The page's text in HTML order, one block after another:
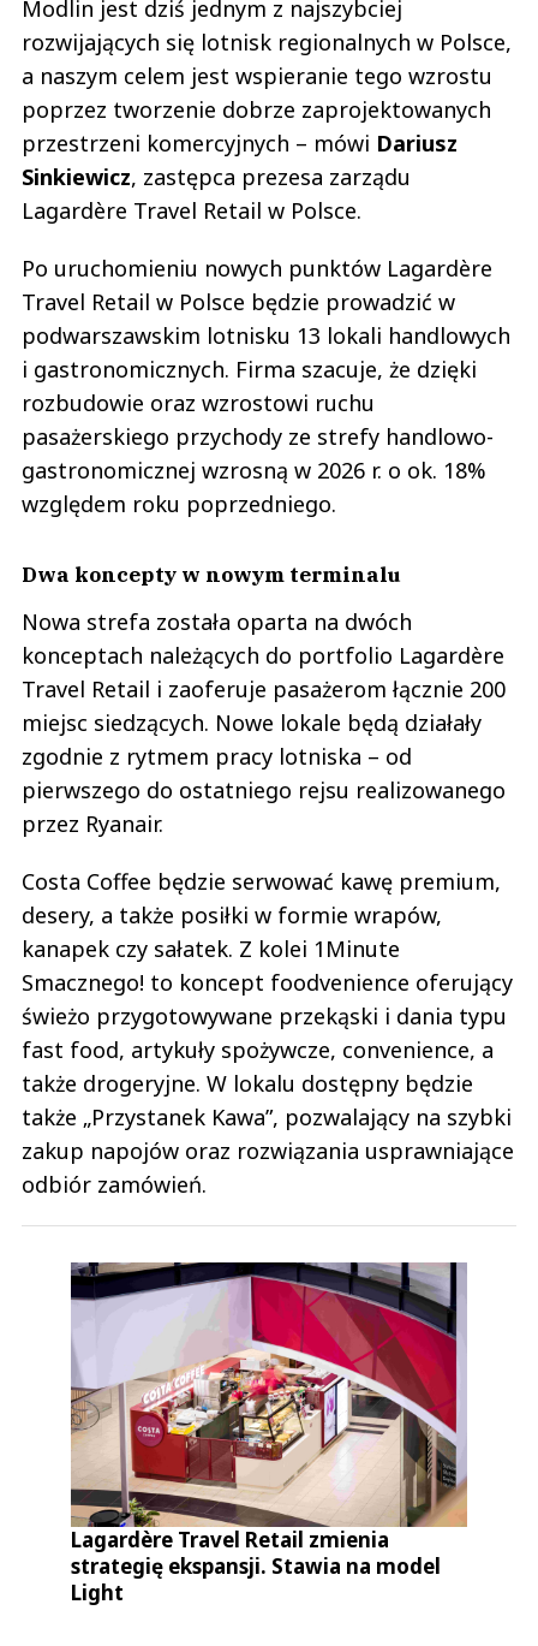
Modlin jest dziś jednym z najszybciej
rozwijających się lotnisk regionalnych w Polsce,
a naszym celem jest wspieranie tego wzrostu
poprzez tworzenie dobrze zaprojektowanych
przestrzeni komercyjnych – mówi Dariusz
Sinkiewicz, zastępca prezesa zarządu
Lagardère Travel Retail w Polsce.
Po uruchomieniu nowych punktów Lagardère
Travel Retail w Polsce będzie prowadzić w
podwarszawskim lotnisku 13 lokali handlowych
i gastronomicznych. Firma szacuje, że dzięki
rozbudowie oraz wzrostowi ruchu
pasażerskiego przychody ze strefy handlowo-
gastronomicznej wzrosną w 2026 r. o ok. 18%
względem roku poprzedniego.
Dwa koncepty w nowym terminalu
Nowa strefa została oparta na dwóch
konceptach należących do portfolio Lagardère
Travel Retail i zaoferuje pasażerom łącznie 200
miejsc siedzących. Nowe lokale będą działały
zgodnie z rytmem pracy lotniska – od
pierwszego do ostatniego rejsu realizowanego
przez Ryanair.
Costa Coffee będzie serwować kawę premium,
desery, a także posiłki w formie wrapów,
kanapek czy sałatek. Z kolei 1Minute
Smacznego! to koncept foodvenience oferujący
świeżo przygotowywane przekąski i dania typu
fast food, artykuły spożywcze, convenience, a
także drogeryjne. W lokalu dostępny będzie
także „Przystanek Kawa”, pozwalający na szybki
zakup napojów oraz rozwiązania usprawniające
odbiór zamówień.
Lagardère Travel Retail zmienia
strategię ekspansji. Stawia na model
Light